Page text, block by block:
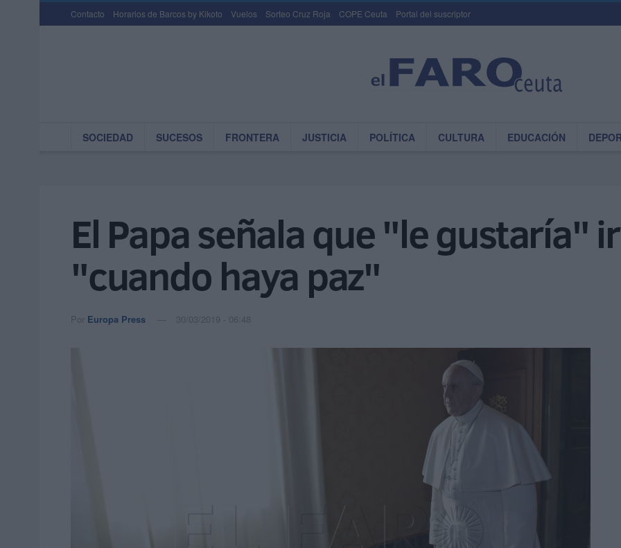
Contacto Horarios de Barcos by Kikoto Vuelos Sorteo Cruz Roja COPE Ceuta Portal del suscriptor
SOCIEDAD SUCESOS FRONTERA JUSTICIA POLÍTICA CULTURA EDUCACIÓN
El Papa señala que "le gustaría"
"cuando haya paz"
Por Europa Press 30/03/2019 - 06:48